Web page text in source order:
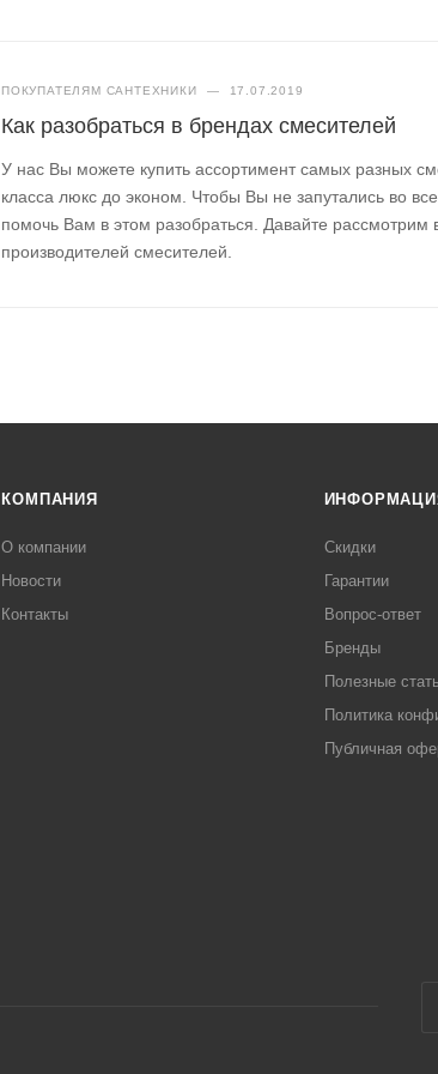
ПОКУПАТЕЛЯМ САНТЕХНИКИ — 17.07.2019
Как разобраться в брендах смесителей
У нас Вы можете купить ассортимент самых разных
класса люкс до эконом. Чтобы Вы не запутались во
помочь Вам в этом разобраться. Давайте рассмотрим
производителей смесителей.
КОМПАНИЯ
О компании
Новости
Контакты
Скидки
Гарантии
Вопрос-ответ
Бренды
Полезные
Политика
Публичная